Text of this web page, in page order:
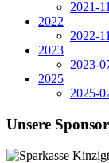
2021-
2022
2022-
2023
2023-
2025
2025-
Unsere